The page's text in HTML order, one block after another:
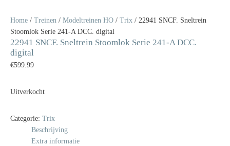
Home / Treinen / Modeltreinen HO / Trix / 22941 SNCF. Sneltrein
Stoomlok Serie 241-A DCC. digital
22941 SNCF. Sneltrein Stoomlok Serie 241-A DCC.
digital
€599.99
Uitverkocht
Categorie: Trix
Beschrijving
Extra informatie